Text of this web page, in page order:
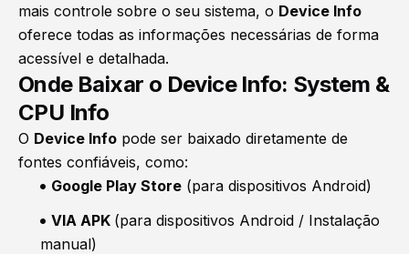
mais controle sobre o seu sistema, o Device Info
oferece todas as informações necessárias de forma
acessível e detalhada.
Onde Baixar o Device Info: System &
CPU Info
O Device Info pode ser baixado diretamente de
fontes confiáveis, como:
Google Play Store (para dispositivos Android)
VIA APK (para dispositivos Android / Instalação
manual)